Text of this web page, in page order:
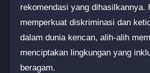
rekomendasi yang dihasilkannya.
memperkuat diskriminasi dan
dalam dunia kencan, alih-alih
menciptakan lingkungan yang
beragam.